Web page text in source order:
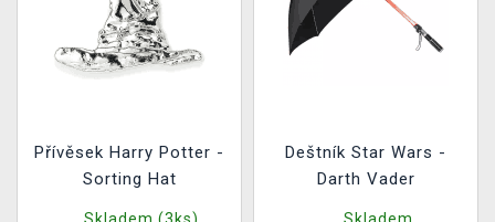
Přívěsek Harry Potter -
Sorting Hat
Deštník Star Wars -
Darth Vader